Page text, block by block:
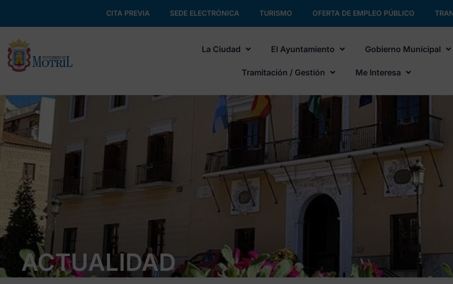
CITA PREVIA SEDE ELECTRÓNICA TURISMO OFERTA DE EMPLEO PÚBLICO
La Ciudad El Ayuntamiento Gobierno Municipal
Tramitación / Gestión Me Interesa
ACTUALIDAD